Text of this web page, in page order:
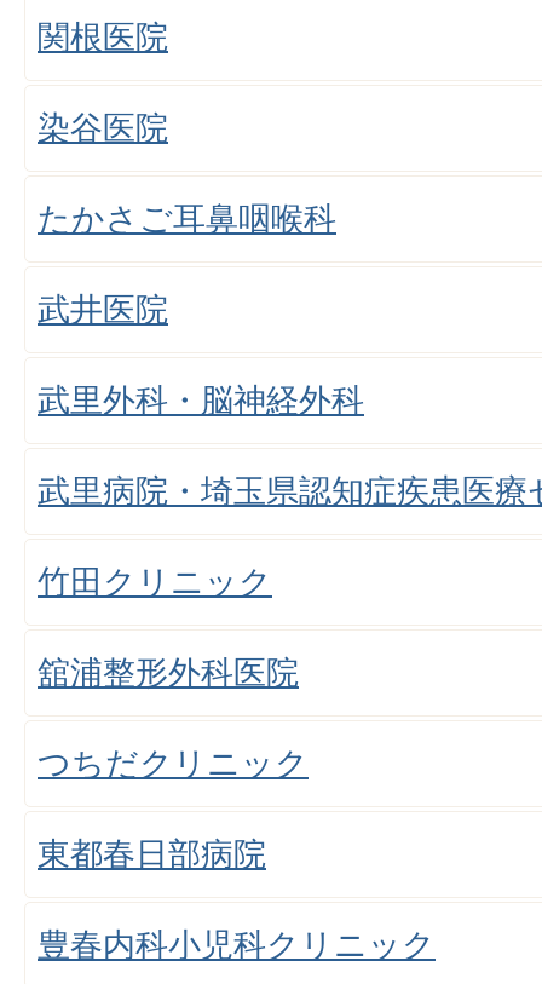
関根医院
染谷医院
たかさご耳鼻咽喉科
武井医院
武里外科・脳神経外科
武里病院・埼玉県認知症疾患医療
竹田クリニック
舘浦整形外科医院
つちだクリニック
東都春日部病院
豊春内科小児科クリニック